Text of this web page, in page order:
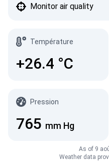
Monitor air quality
Température
+26.4 °C
Pression
765 mm Hg
As of 9
Weather data